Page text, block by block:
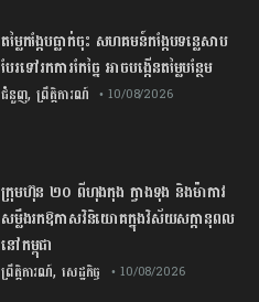
តម្លៃ​កង្កែប​ធ្លាក់ចុះ​ សហគមន៍​កង្កែប​ទន្លេ​សាប ​
បែរ​ទៅ​រក​ការ​កែច្នៃ​ ​អាច​បង្កើន​តម្លៃ​បន្ថែម​
ជំនួញ,ព្រឹត្តិការណ៍ • 10/08/2026
ក្រុមហ៊ុន​ ​២០​ ​ពី​ហុងកុង​ ក្វាង​ទុង​ ​និង​ម៉ាកាវ ​
សម្លឹង​រក​ឱកាស​វិនិយោគ​ក្នុង​វិស័យ​សក្តានុពល​
នៅ​កម្ពុជា​
ព្រឹត្តិការណ៍, សេដ្ឋកិច្ច • 10/08/2026